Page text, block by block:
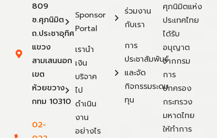
809
ซ.ศุภนิมิต
ถ.ประชาอุทิศ
แขวง
สามเสนนอก
เขต
ห้วยขวาง
กทม 10310
02-
Sponsor
Portal
เรานำ
เงิน
บริจาค
ไป
ดำเนิน
งาน
อย่างไร
ร่วมงาน
กับเรา
การ
ประชาสัมพันธ์
และจัด
กิจกรรมระดม
ทุน
ศุภนิมิตแห่ง
ประเทศไทย
ได้รับ
อนุญาต
จากกรม
การ
ปกครอง
กระทรวง
มหาดไทย
ให้ทำการ